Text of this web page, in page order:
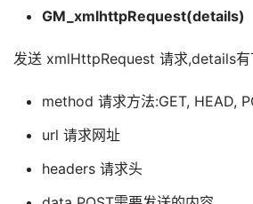
GM_xmlhttpRequest(details)
发送 xmlHttpRequest 请求,details有
method 请求方法:GET, HEAD,
url 请求网址
headers 请求头